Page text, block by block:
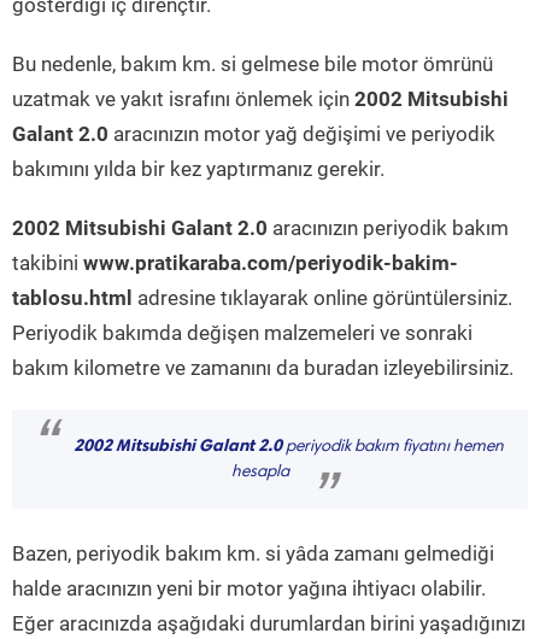
gösterdiği iç dirençtir.
Bu nedenle, bakım km. si gelmese bile motor ömrünü
uzatmak ve yakıt israfını önlemek için 2002 Mitsubishi
Galant 2.0 aracınızın motor yağ değişimi ve periyodik
bakımını yılda bir kez yaptırmanız gerekir.
2002 Mitsubishi Galant 2.0 aracınızın periyodik bakım
takibini www.pratikaraba.com/periyodik-bakim-
tablosu.html adresine tıklayarak online görüntülersiniz.
Periyodik bakımda değişen malzemeleri ve sonraki
bakım kilometre ve zamanını da buradan izleyebilirsiniz.
“ 2002 Mitsubishi Galant 2.0periyodik bakım fiyatını hemen
hesapla
”
Bazen, periyodik bakım km. si yâda zamanı gelmediği
halde aracınızın yeni bir motor yağına ihtiyacı olabilir.
Eğer aracınızda aşağıdaki durumlardan birini yaşadığınızı